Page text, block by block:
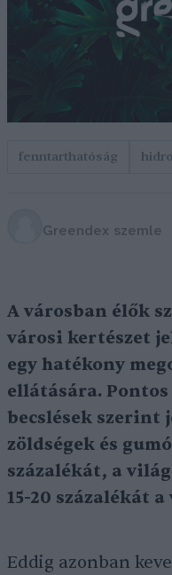
fenntarthatóság
Greendex szemle
A városban élők
városi kertészet
egy hatékony
ellátására.
becslések szerint
zöldségek és
százalékát, a
15-20 százalékát
Eddig azonban